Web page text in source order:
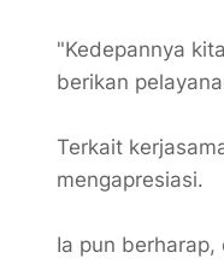
"Kedepannya
berikan
Terkait
mengapresiasi.
Ia pun